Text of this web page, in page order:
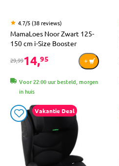
4.7/5 (38 reviews)
MamaLoes Noor Zwart 125-
150 cm i-Size Booster
29,9914,95
Voor 22:00 uur besteld, morgen
in huis
Vakantie Deal